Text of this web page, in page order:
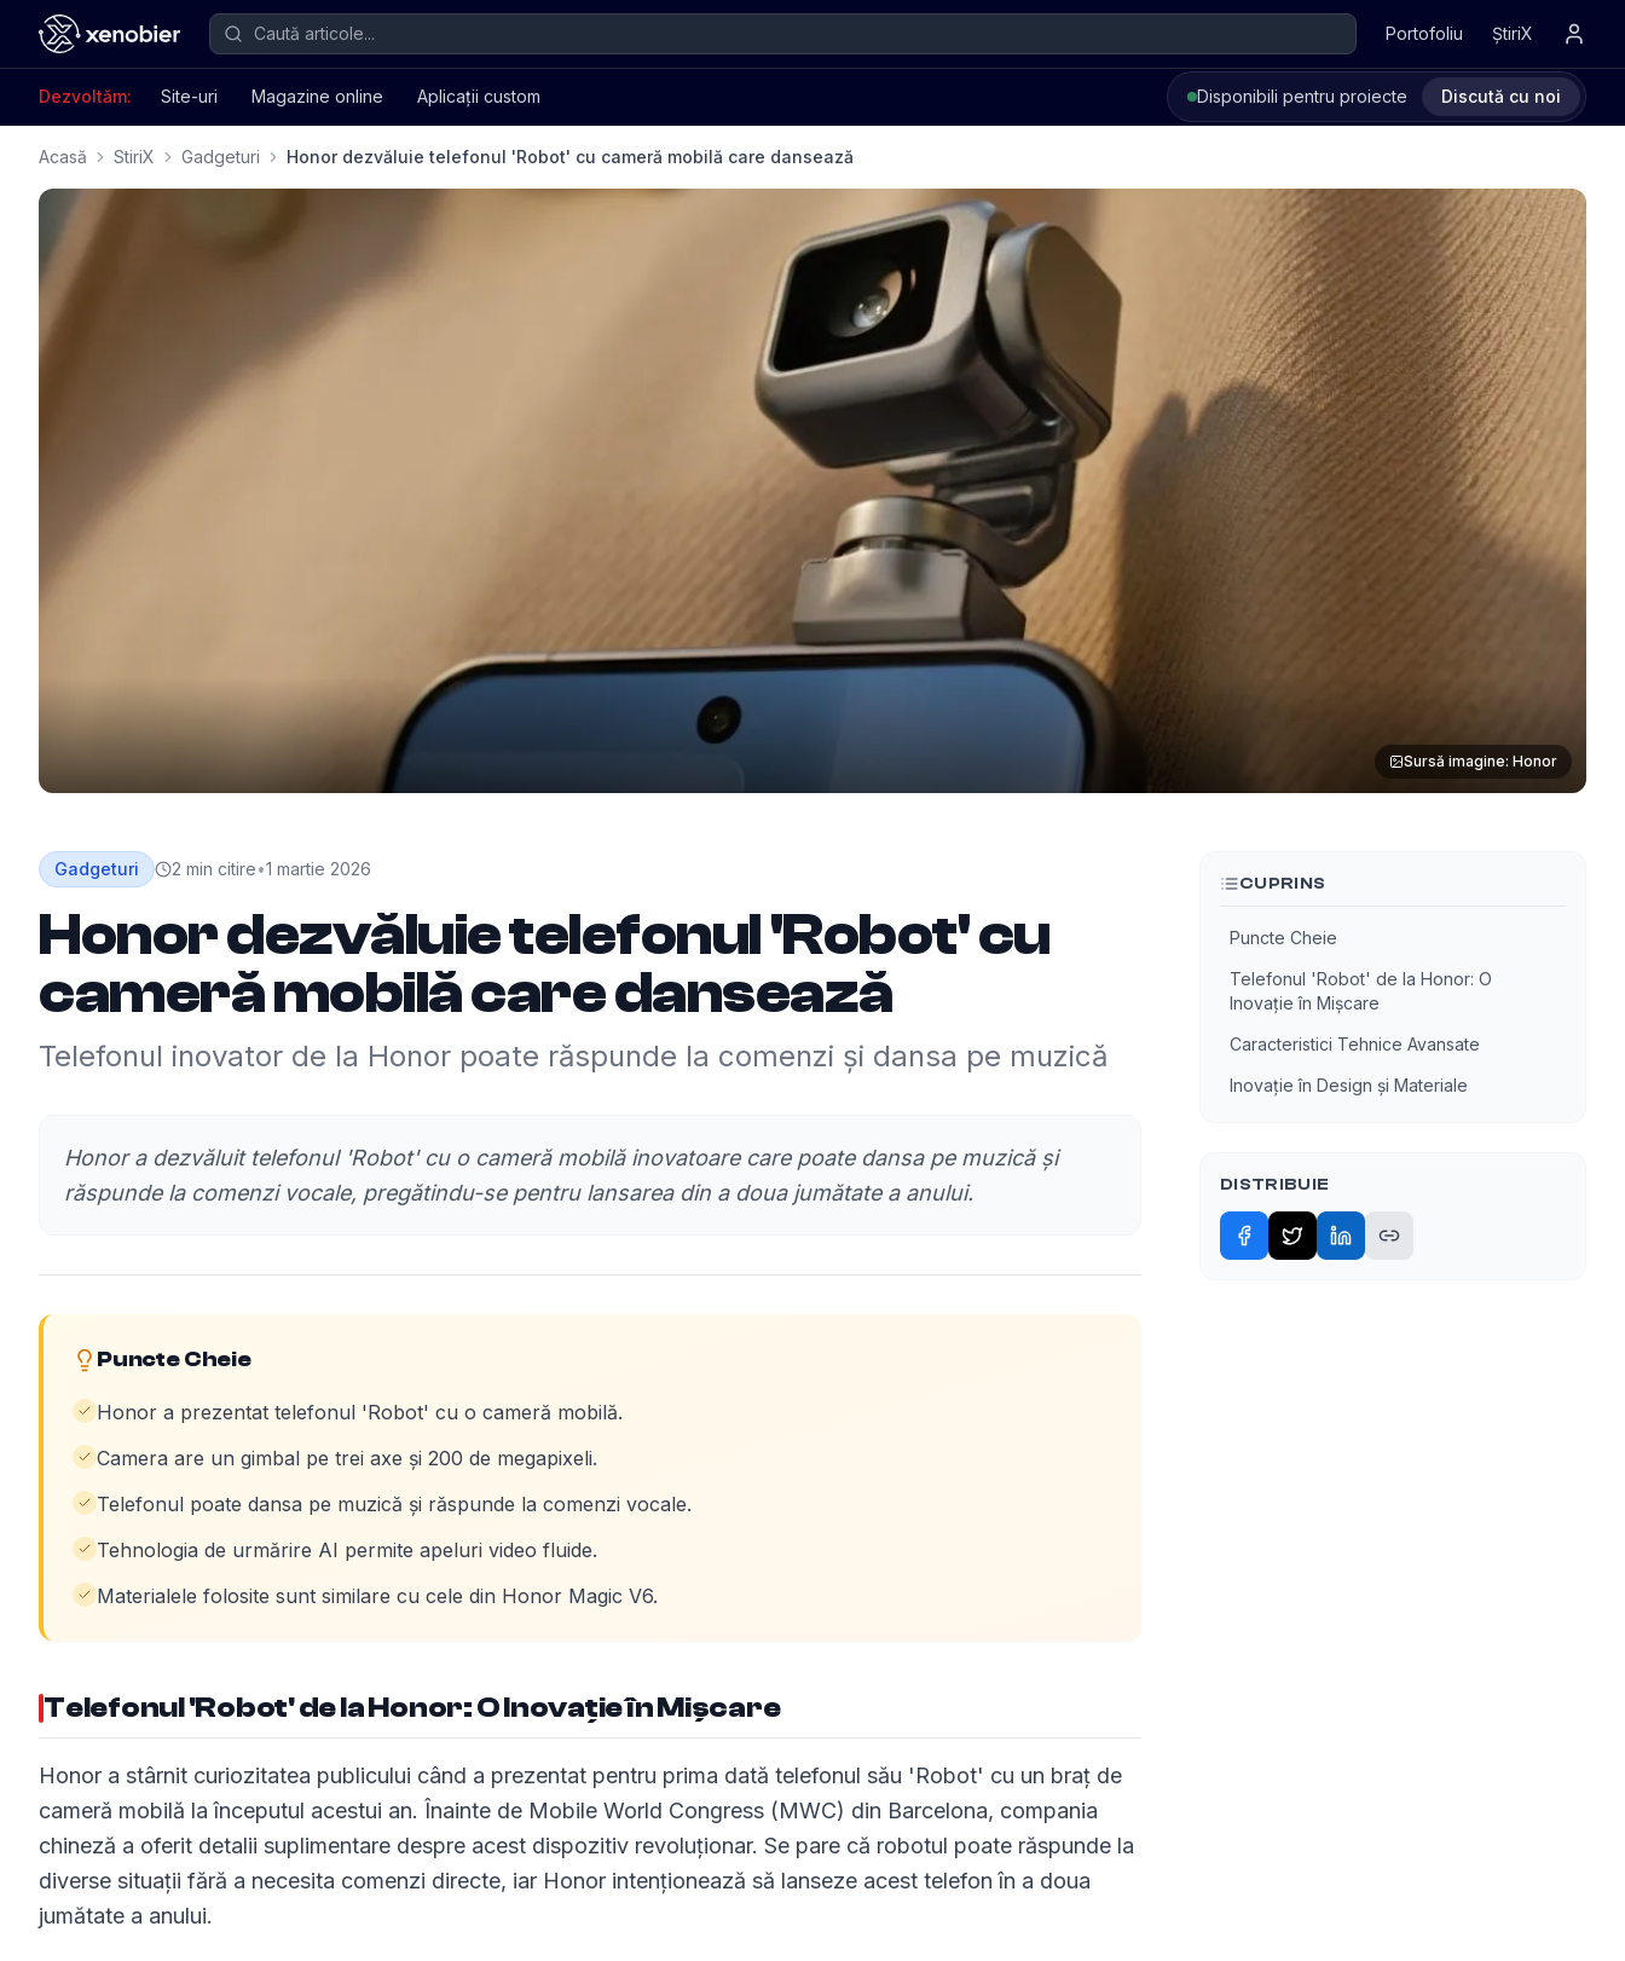
Portofoliu ȘtiriX
Dezvoltăm: Site-uri Magazine online Aplicații custom Disponibili pentru proiecte Discută cu noi
Acasă StiriX Gadgeturi Honor dezvăluie telefonul 'Robot' cu cameră mobilă care dansează
Sursă imagine: Honor
Gadgeturi 2 min citire•1 martie 2026
Honor dezvăluie telefonul 'Robot' cu
cameră mobilă care dansează
Telefonul inovator de la Honor poate răspunde la comenzi și dansa pe muzică
Honor a dezvăluit telefonul 'Robot' cu o cameră mobilă inovatoare care poate dansa pe muzică și
răspunde la comenzi vocale, pregătindu-se pentru lansarea din a doua jumătate a anului.
Puncte Cheie
Honor a prezentat telefonul 'Robot' cu o cameră mobilă.
Camera are un gimbal pe trei axe și 200 de megapixeli.
Telefonul poate dansa pe muzică și răspunde la comenzi vocale.
Tehnologia de urmărire AI permite apeluri video fluide.
Materialele folosite sunt similare cu cele din Honor Magic V6.
Telefonul 'Robot' de la Honor: O Inovație în Mișcare
Honor a stârnit curiozitatea publicului când a prezentat pentru prima dată telefonul său 'Robot' cu un braț de
cameră mobilă la începutul acestui an. Înainte de Mobile World Congress (MWC) din Barcelona, compania
chineză a oferit detalii suplimentare despre acest dispozitiv revoluționar. Se pare că robotul poate răspunde la
diverse situații fără a necesita comenzi directe, iar Honor intenționează să lanseze acest telefon în a doua
jumătate a anului.
CUPRINS
Puncte Cheie
Telefonul 'Robot' de la Honor: O
Inovație în Mișcare
Caracteristici Tehnice Avansate
Inovație în Design și Materiale
DISTRIBUIE